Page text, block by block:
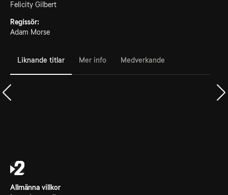
Felicity Gilbert
Regissör:
Adam Morse
Liknande titlar Mer info Medverkande
Allmänna villkor